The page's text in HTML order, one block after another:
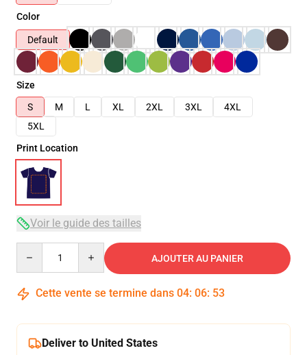
Color
Default
Size
S
M L XL 2XL 3XL
4XL
5XL
Print Location
Voir le guide des tailles
AJOUTER AU PANIER
Cette vente se termine dans 04: 06: 52
Deliver to United States